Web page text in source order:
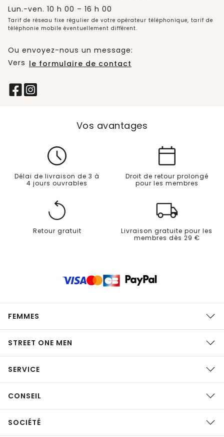
Lun.-ven. 10 h 00 – 16 h 00
Tarif de réseau fixe régulier de votre opérateur téléphonique, tarif de
téléphonie mobile éventuellement différent.
Ou envoyez-nous un message:
Vers le formulaire de contact
Vos avantages
Délai de livraison de 3 à
4 jours ouvrables
Droit de retour prolongé
pour les membres
Retour gratuit
Livraison gratuite pour les
membres dès 29 €
FEMMES
STREET ONE MEN
SERVICE
CONSEIL
SOCIÉTÉ